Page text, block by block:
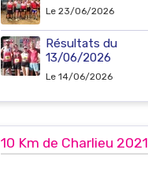
Le 23/06/2026
Résultats du
13/06/2026
Le 14/06/2026
10 Km de Charlieu 2021